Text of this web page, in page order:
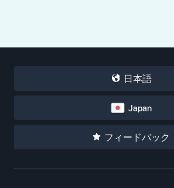
日本語
Japan
フィードバック